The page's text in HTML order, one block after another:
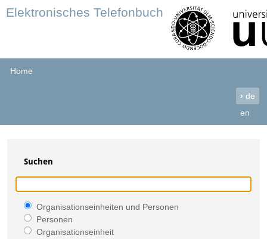
Elektronisches Telefonbuch
Home
› de
en
Suchen
Organisationseinheiten und Personen
Personen
Organisationseinheit